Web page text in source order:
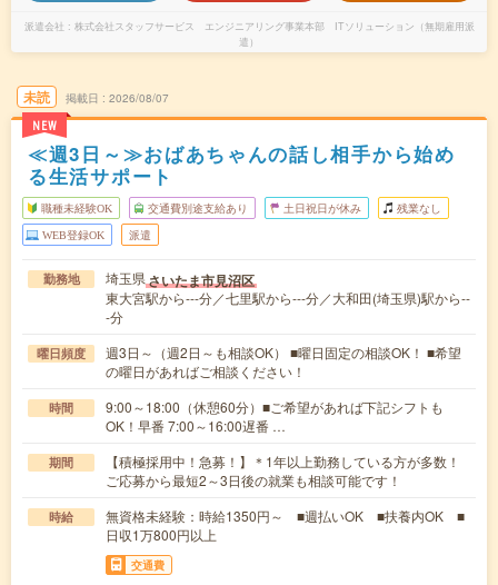
派遣会社
株式会社スタッフサービス エンジニアリング事業本部 ITソリューション（無期雇用派
遣）
未読
NEW
掲載日 2026/08/07
≪週3日～≫おばあちゃんの話し相手から始め
る生活サポート
職種未経験OK 交通費別途支給あり 土日祝日が休み 残業なし
WEB登録OK 派遣
勤務地 埼玉県さいたま市見沼区
東大宮駅から---分／七里駅から---分／大和田(埼玉県)駅から--
-分
曜日頻度
週3日～（週2日～も相談OK） ■曜日固定の相談OK！ ■希望
の曜日があればご相談ください！
時間
9:00～18:00（休憩60分）■ご希望があれば下記シフトも
OK！早番 7:00～16:00遅番 …
期間
【積極採用中！急募！】＊1年以上勤務している方が多数！
ご応募から最短2～3日後の就業も相談可能です！
時給
無資格未経験：時給1350円～ ■週払いOK ■扶養内OK ■
日収1万800円以上
交通費